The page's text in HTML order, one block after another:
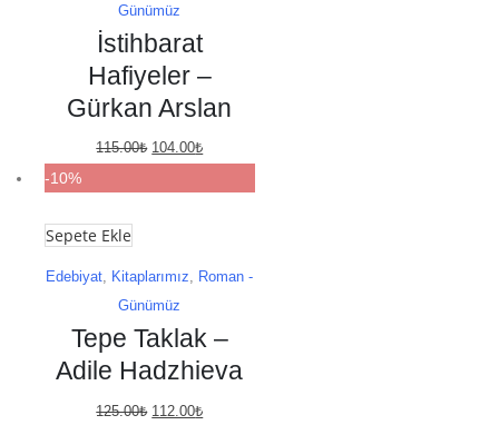
Günümüz
İstihbarat
Hafiyeler –
Gürkan Arslan
115.00₺ Orijinal
104.00₺Şu
-10%
Sepete Ekle
Edebiyat, Kitaplarımız, Roman -
Günümüz
Tepe Taklak –
Adile Hadzhieva
125.00₺ Orijinal
112.00₺Şu